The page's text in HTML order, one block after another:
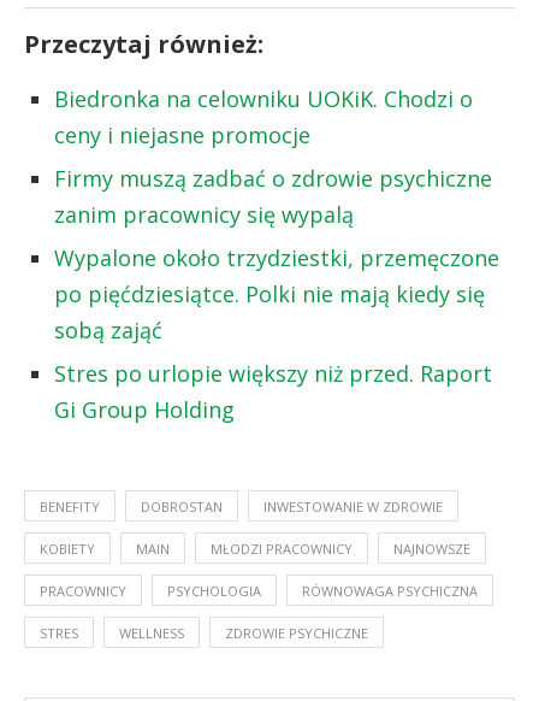
Przeczytaj również:
Biedronka na celowniku UOKiK. Chodzi o
ceny i niejasne promocje
Firmy muszą zadbać o zdrowie psychiczne
zanim pracownicy się wypalą
Wypalone około trzydziestki, przemęczone
po pięćdziesiątce. Polki nie mają kiedy się
sobą zająć
Stres po urlopie większy niż przed. Raport
Gi Group Holding
BENEFITY DOBROSTAN INWESTOWANIE W ZDROWIE
KOBIETY MAIN MŁODZI PRACOWNICY NAJNOWSZE
PRACOWNICY PSYCHOLOGIA RÓWNOWAGA PSYCHICZNA
STRES WELLNESS ZDROWIE PSYCHICZNE